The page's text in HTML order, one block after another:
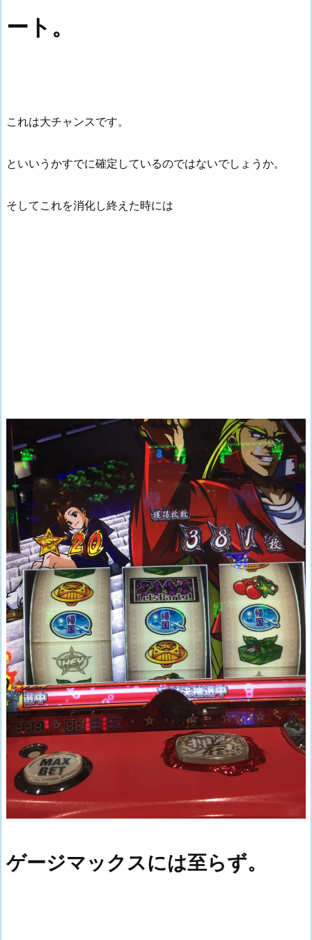
ート。
これは大チャンスです。
といいうかすでに確定しているのではないでしょうか。
そしてこれを消化し終えた時には
ゲージマックスには至らず。